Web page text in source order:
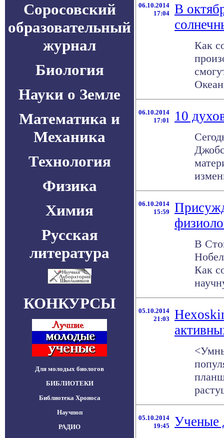
Соросовский
образовательный
журнал
Биология
Науки о Земле
Математика и
Механика
Технология
Физика
Химия
Русская
литература
КОНКУРСЫ
Для молодых биологов
БИБЛИОТЕКИ
Библиотека Хроноса
Научпоп
РАДИО
06.10.2014
17:04
В
Как
06.10.2014
17:01
10
06.10.2014
15:59
В
Как
05.10.2014
21:03
05.10.2014
19:45
Ученые